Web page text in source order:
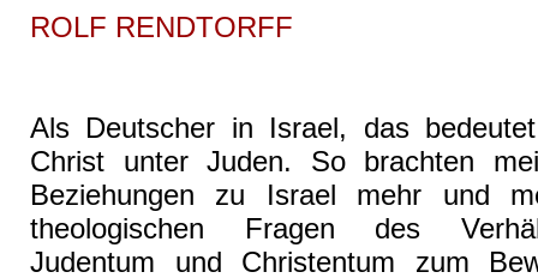
ROLF RENDTORFF
Als Deutscher in Israel, das
Christ unter Juden. So brachten
Beziehungen zu Israel mehr und
theologischen Fragen des
Judentum und Christentum zum